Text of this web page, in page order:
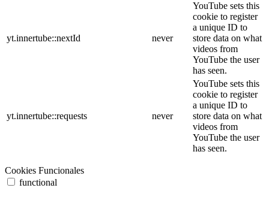
yt.innertube::nextId never
YouTube sets this
cookie to register
a unique ID to
store data on what
videos from
YouTube the user
has seen.
yt.innertube::requests never
YouTube sets this
cookie to register
a unique ID to
store data on what
videos from
YouTube the user
has seen.
Cookies Funcionales
functional